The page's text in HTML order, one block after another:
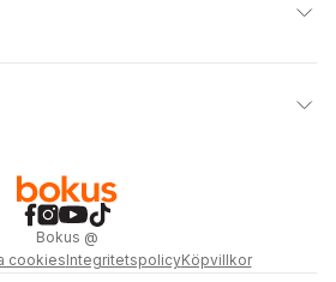
Bokus @
cookiesIntegritetspolicyKöpvillkor